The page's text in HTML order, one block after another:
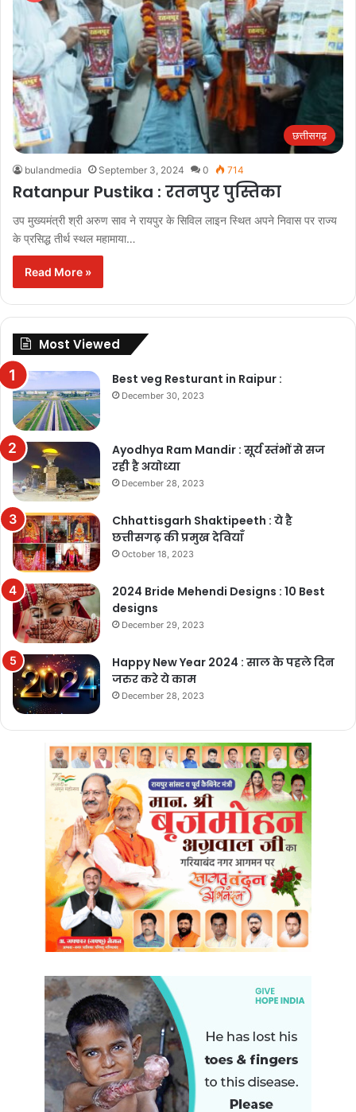
छत्तीसगढ़
bulandmedia September 3, 2024 0 714
Ratanpur Pustika : रतनपुर पुस्तिका
उप मुख्यमंत्री श्री अरुण साव ने रायपुर के सिविल लाइन स्थित अपने निवास पर राज्य
के प्रसिद्ध तीर्थ स्थल महामाया…
Read More »
Most Viewed
Best veg Resturant in Raipur :
December 30, 2023
Ayodhya Ram Mandir : सूर्य स्तंभों से सज
रही है अयोध्या
December 28, 2023
Chhattisgarh Shaktipeeth : ये है
छत्तीसगढ़ की प्रमुख देवियाँ
October 18, 2023
2024 Bride Mehendi Designs : 10 Best
designs
December 29, 2023
Happy New Year 2024 : साल के पहले दिन
जरुर करे ये काम
December 28, 2023